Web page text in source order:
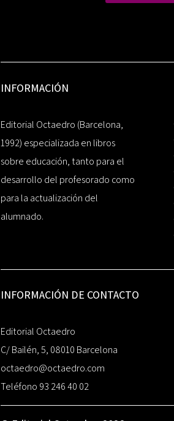
INFORMACIÓN
Editorial Octaedro (Barcelona,
1992) especializada en libros
sobre educación, tanto para el
desarrollo del profesorado como
para la actualización del
alumnado.
INFORMACIÓN DE CONTACTO
Editorial Octaedro
C/ Bailén, 5, 08010 Barcelona
octaedro@octaedro.com
Teléfono 93 246 40 02